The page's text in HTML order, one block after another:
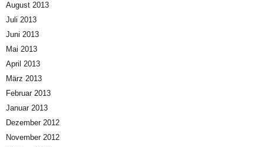
August 2013
Juli 2013
Juni 2013
Mai 2013
April 2013
März 2013
Februar 2013
Januar 2013
Dezember 2012
November 2012